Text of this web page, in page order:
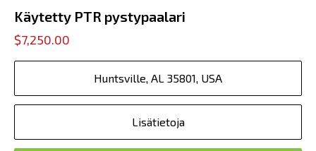
Käytetty PTR pystypaalari
$7,250.00
Huntsville, AL 35801, USA
Lisätietoja